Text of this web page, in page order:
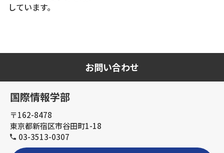
しています。
お問い合わせ
国際情報学部
〒162-8478
東京都新宿区市谷田町1-18
03-3513-0307